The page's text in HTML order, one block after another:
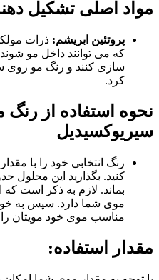
مواد اصلی تشکیل
پروتئین ابریشم: ذرات
که می توانند داخل مو
سازی کنند و رنگ مو روی
کرد.
نحوه استفاده از رنگ
سیریوکسیدیل
رنگ انتخابی خود را با
بماند. لازم به ذکر است
موی شما دارد. سپس به
مناسب موی خود مویتان
مقدار استفاده: